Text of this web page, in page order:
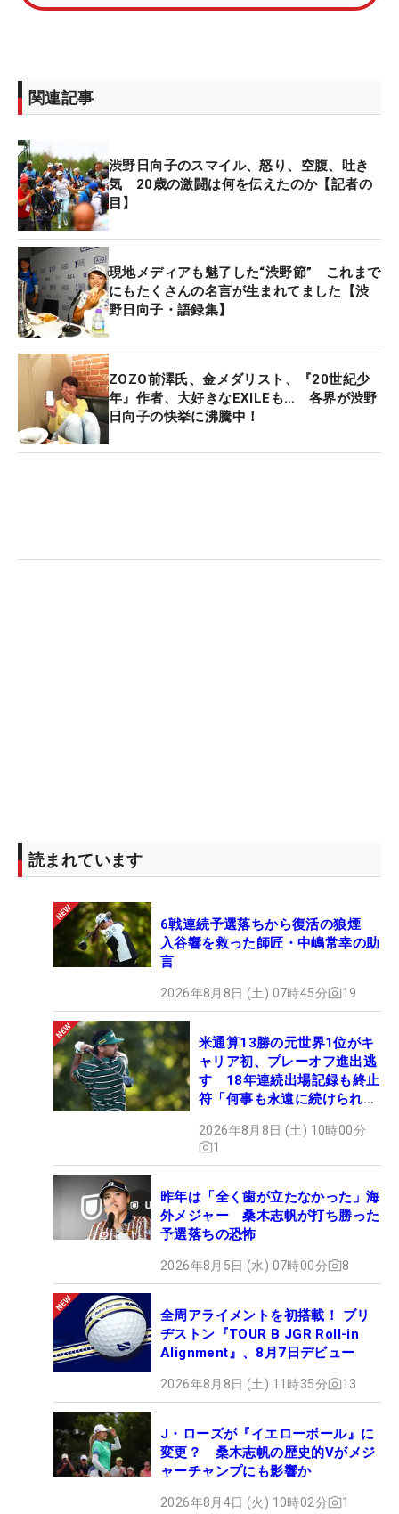
い。そういうところでストレスになります。日本で
（こういう興奮は）味わってみたいのかな。できれ
いましたけど、この4日間本当につらかった。気疲
れがハンパじゃないので。あの位置にずっといると
いうのは気も遣っていたと思う。何回『帰りたい』
と言ったか分からない。シビアなパットとか気が狂
いますよね。
まだ日本で十分に成績も出せていないのに、海外で
やる資格はないと思っています。日本の経験も浅い
ですし、トップレベルの選手にもなれていない。日
本が好きというのもあります。今回優勝してうれし
かったですけど、改めて日本が好きだなぁと思っ
た。日本の料理とお菓子が食べられないのはストレ
スになると思います。メンバー登録もしないと思い
関連記事
渋野日向子のスマイル、怒り、空腹、吐き
気 20歳の激闘は何を伝えたのか【記者の
目】
現地メディアも魅了した“渋野節” これまで
にもたくさんの名言が生まれてました【渋
野日向子・語録集】
ZOZO前澤氏、金メダリスト、『20世紀少
年』作者、大好きなEXILEも… 各界が渋野
日向子の快挙に沸騰中！
読まれています
6戦連続予選落ちから復活の狼煙
入谷響を救った師匠・中嶋常幸の助
言
2026年8月8日 (土) 07時45分 19
米通算13勝の元世界1位がキ
ャリア初、プレーオフ進出逃
す 18年連続出場記録も終止
符「何事も永遠に続けられな
2026年8月8日 (土) 10時00分
1
昨年は「全く歯が立たなかった」海
外メジャー 桑木志帆が打ち勝った
予選落ちの恐怖
2026年8月5日 (水) 07時00分 8
全周アライメントを初搭載！ ブリ
ヂストン『TOUR B JGR Roll-in
Alignment』、8月7日デビュー
2026年8月8日 (土) 11時35分 13
J・ローズが『イエローボール』に
変更？ 桑木志帆の歴史的Vがメジ
ャーチャンプにも影響か
2026年8月4日 (火) 10時02分 1